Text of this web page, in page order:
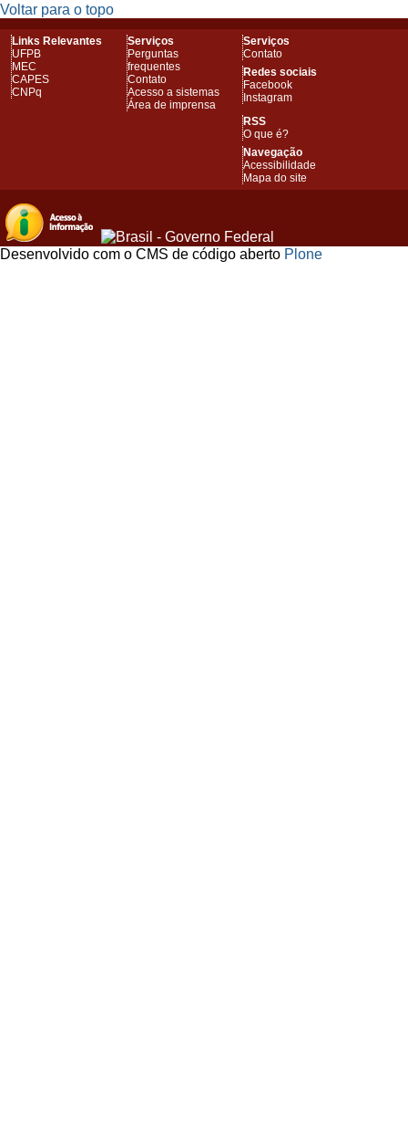
Voltar para o topo
Links Relevantes
UFPB
MEC
CAPES
CNPq
Serviços
Perguntas
frequentes
Contato
Acesso a sistemas
Área de imprensa
Serviços
Contato
Redes sociais
Facebook
Instagram
RSS
O que é?
Navegação
Acessibilidade
Mapa do site
Desenvolvido com o CMS de código aberto Plone